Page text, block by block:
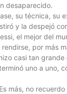
desaparecido.
su técnica, su
y la despejó
el mejor del
por más
casi tan
uno a uno,
más, no